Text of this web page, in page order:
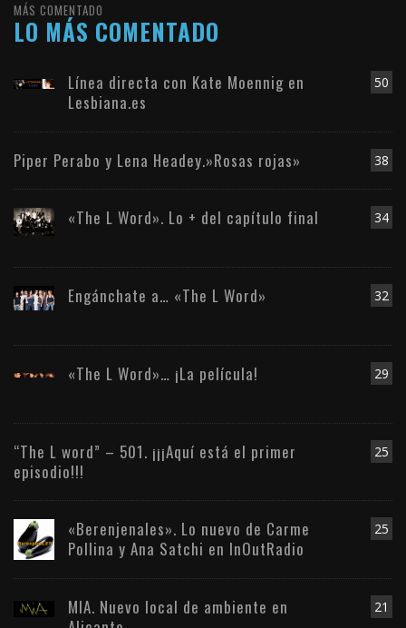
MÁS COMENTADO
LO MÁS COMENTADO
50
Línea directa con Kate Moennig en
Lesbiana.es
38
Piper Perabo y Lena Headey.»Rosas rojas»
34
«The L Word». Lo + del capítulo final
32
Engánchate a… «The L Word»
29
«The L Word»… ¡La película!
25
“The L word” – 501. ¡¡¡Aquí está el primer
episodio!!!
25
«Berenjenales». Lo nuevo de Carme
Pollina y Ana Satchi en InOutRadio
21
MIA. Nuevo local de ambiente en